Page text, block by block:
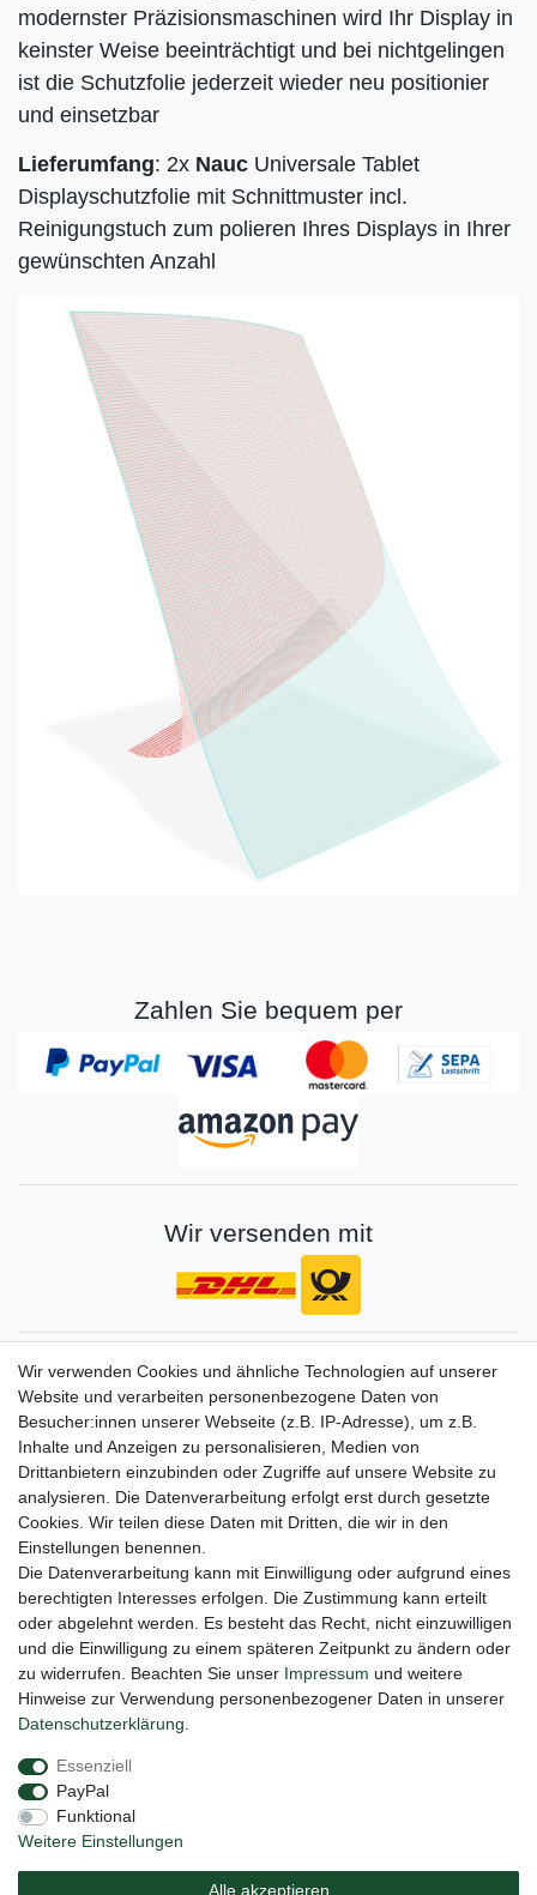
modernster Präzisionsmaschinen wird Ihr Display in
keinster Weise beeinträchtigt und bei nichtgelingen
ist die Schutzfolie jederzeit wieder neu positionier
und einsetzbar
Lieferumfang: 2x Nauc Universale Tablet
Displayschutzfolie mit Schnittmuster incl.
Reinigungstuch zum polieren Ihres Displays in Ihrer
gewünschten Anzahl
Zahlen Sie bequem per
Wir versenden mit
Gerne halten wir sie auf dem Laufenden
VORNAME NACHNAME
E-MAIL **
Newsletter
Honig
Hiermit bestätige ich, dass ich dieDaten­schutz­erklärunggelesen habe. Meine
Einwilligung kann ich jederzeit widerrufen.**
Abonnieren
** Hierbei handelt es sich um ein Pflichtfeld.
Impressum
Barrierefreiheitserklärung
Wir verwenden Cookies und ähnliche Technologien auf unserer
Website und verarbeiten personenbezogene Daten von
Besucher:innen unserer Webseite (z.B. IP-Adresse), um z.B.
Inhalte und Anzeigen zu personalisieren, Medien von
Drittanbietern einzubinden oder Zugriffe auf unsere Website zu
analysieren. Die Datenverarbeitung erfolgt erst durch gesetzte
Cookies. Wir teilen diese Daten mit Dritten, die wir in den
Einstellungen benennen.
Die Datenverarbeitung kann mit Einwilligung oder aufgrund eines
berechtigten Interesses erfolgen. Die Zustimmung kann erteilt
oder abgelehnt werden. Es besteht das Recht, nicht einzuwilligen
und die Einwilligung zu einem späteren Zeitpunkt zu ändern oder
zu widerrufen. Beachten Sie unser Impressum und weitere
Hinweise zur Verwendung personenbezogener Daten in unserer
Daten­schutz­erklärung
Essenziell
PayPal
Funktional
Weitere Einstellungen
Alle akzeptieren